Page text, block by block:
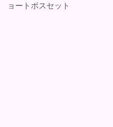
ョートボスセット